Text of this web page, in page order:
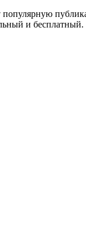
популярную
и бесплатный.